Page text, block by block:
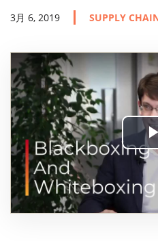
3月 6, 2019 SUPPLY